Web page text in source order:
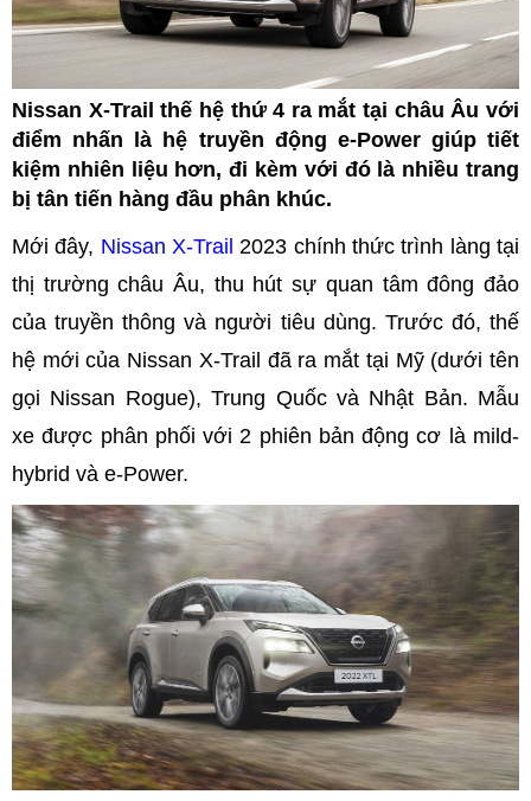
Nissan X-Trail thế hệ thứ 4 ra mắt tại châu Âu với
điểm nhấn là hệ truyền động e-Power giúp tiết
kiệm nhiên liệu hơn, đi kèm với đó là nhiều trang
bị tân tiến hàng đầu phân khúc.
Mới đây, Nissan X-Trail 2023 chính thức trình làng tại
thị trường châu Âu, thu hút sự quan tâm đông đảo
của truyền thông và người tiêu dùng. Trước đó, thế
hệ mới của Nissan X-Trail đã ra mắt tại Mỹ (dưới tên
gọi Nissan Rogue), Trung Quốc và Nhật Bản. Mẫu
xe được phân phối với 2 phiên bản động cơ là mild-
hybrid và e-Power.